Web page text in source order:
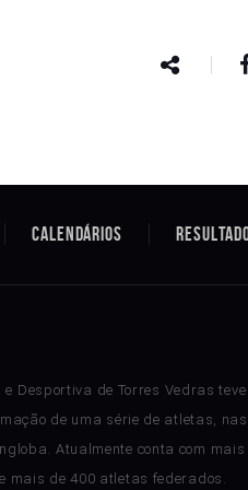
Calendários
Desportiva de Torres Vedras teve
de uma série de atletas,
Atualmente conta com mais
mais de 400 atletas federados.